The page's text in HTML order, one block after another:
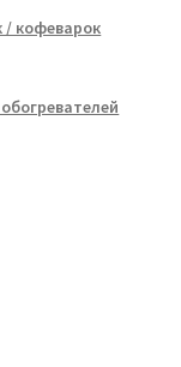
кофеварок